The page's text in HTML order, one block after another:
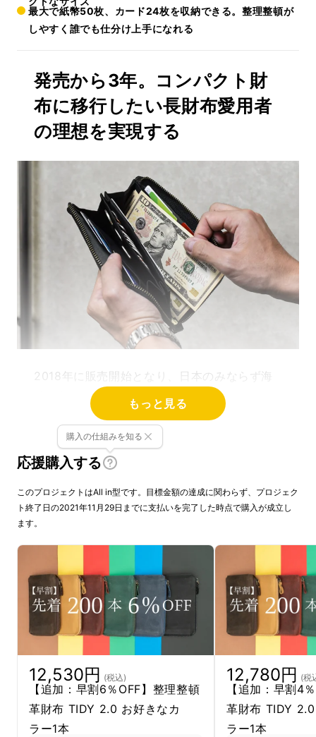
最大で紙幣50枚、カード24枚を収納できる。整理整頓が
しやすく誰でも仕分け上手になれる
発売から3年。コンパクト財
布に移行したい長財布愛用者
の理想を実現する
2018年に販売開始となり、日本のみならず海
外でもたくさんの方にお使いいただいている
「TIDY (タイディ)」
約3年経った現在、急速なキャッシュレス化、
コンパクト化に対応したフルモデルチェンジ
バージョン「2.0」が登場します。
もっと見る
応援購入する
購入の仕組みを知る
このプロジェクトはAll in型です。目標金額の達成に関わらず、プロジェク
ト終了日の2021年11月29日までに支払いを完了した時点で購入が成立し
ます。
12,530円 (税込)
【追加：早割6％OFF】整理整頓
革財布 TIDY 2.0 お好きなカ
ラー1本
12,780円 (税
【追加：早割4
革財布 TIDY
ラー1本